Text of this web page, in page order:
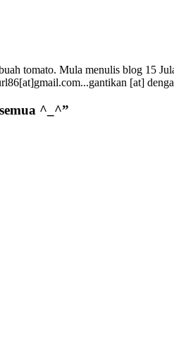
tomato. Mula menulis blog 15
[at]
^_^”